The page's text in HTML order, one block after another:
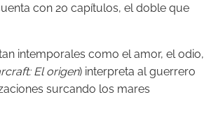
con 20 capítulos, el doble que
intemporales como el amor, el odio,
El origen) interpreta al guerrero
surcando los mares